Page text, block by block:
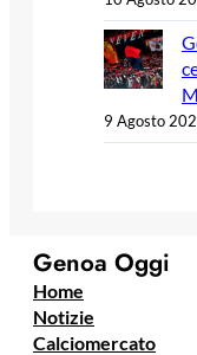
9 Agosto
Genoa Oggi
Home
Notizie
Calciomercato